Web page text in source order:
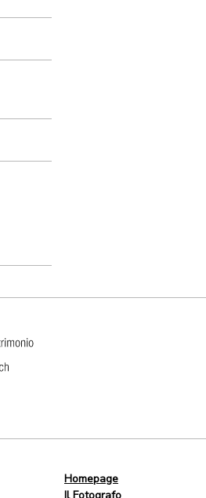
Homepage
Il Fotografo